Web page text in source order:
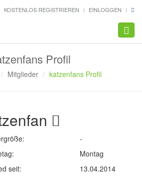
KOSTENLOS REGISTRIEREN EINLOGGEN
Profil
Mitglieder katzenfans Profil
-
Montag
seit:
13.04.2014